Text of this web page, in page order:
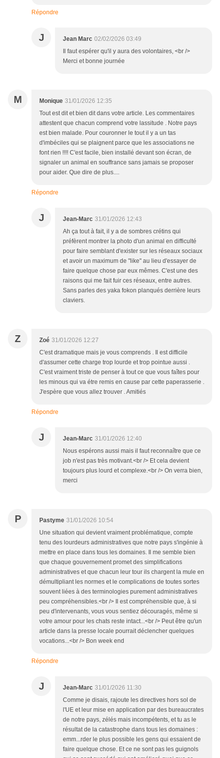
Répondre
J Jean Marc 02/02/2026 03:49
Il faut espérer qu'il y aura des volontaires, <br />
Merci et bonne journée
M Monique 31/01/2026 12:35
Tout est dit et bien dit dans votre article. Les commentaires
attestent que chacun comprend votre lassitude . Notre pays
est bien malade. Pour couronner le tout il y a un tas
d'imbéciles qui se plaignent parce que les associations ne
font rien !!!! C'est facile, bien installé devant son écran, de
signaler un animal en souffrance sans jamais se proposer
pour aider. Que dire de plus....
Répondre
J Jean-Marc 31/01/2026 12:43
Ah ça tout à fait, il y a de sombres crétins qui
préfèrent montrer la photo d'un animal en difficulté
pour faire semblant d'exister sur les réseaux sociaux
et avoir un maximum de "like" au lieu d'essayer de
faire quelque chose par eux mêmes. C'est une des
raisons qui me fait fuir ces réseaux, entre autres.
Sans parles des yaka fokon planqués derrière leurs
claviers.
Z Zoé 31/01/2026 12:27
C'est dramatique mais je vous comprends . Il est difficile
d'assumer cette charge trop lourde et trop pointue aussi .
C'est vraiment triste de penser à tout ce que vous faîtes pour
les minous qui va étre remis en cause par cette paperasserie .
J'espère que vous allez trouver . Amitiés
Répondre
J Jean-Marc 31/01/2026 12:40
Nous espérons aussi mais il faut reconnaître que ce
job n'est pas très motivant.<br /> Et cela devient
toujours plus lourd et complexe.<br /> On verra bien,
merci
P Pastyme 31/01/2026 10:54
Une situation qui devient vraiment problématique, compte
tenu des lourdeurs administratives que notre pays s'ingénie à
mettre en place dans tous les domaines. Il me semble bien
que chaque gouvernement promet des simplifications
administratives et que chacun leur tour ils chargent la mule en
démultipliant les normes et le complications de toutes sortes
souvent liées à des terminologies purement administratives
peu compréhensibles.<br /> Il est compréhensible que, à si
peu d'intervenants, vous vous sentiez découragés, même si
votre amour pour les chats reste intact...<br /> Peut être qu'un
article dans la presse locale pourrait déclencher quelques
vocations...<br /> Bon week end
Répondre
J Jean-Marc 31/01/2026 11:30
Comme je disais, rajoute les directives hors sol de
l'UE et leur mise en application par des bureaucrates
de notre pays, zélés mais incompétents, et tu as le
résultat de la catastrophe dans tous les domaines :
emm...rder le plus possible les gens qui essaient de
faire quelque chose. Et ce ne sont pas les guignols